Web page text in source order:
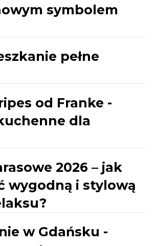
symbolem
pełne
od Franke -
dla
2026 – jak
wygodną i stylową
w Gdańsku -